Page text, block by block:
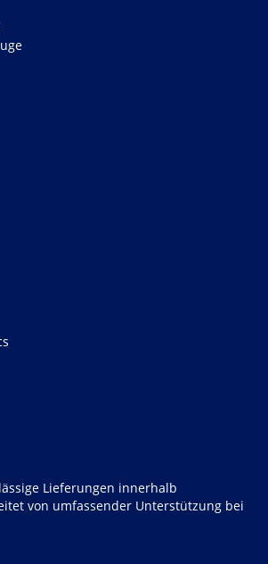
Lieferungen innerhalb
von umfassender Unterstützung bei